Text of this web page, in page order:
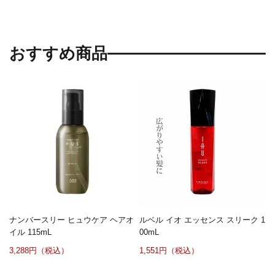
おすすめ商品
ナンバースリー ヒュウケア ヘアオ
イル 115mL
3,288円（税込）
ルベル イオ エッセンス スリーク 1
00mL
1,551円（税込）